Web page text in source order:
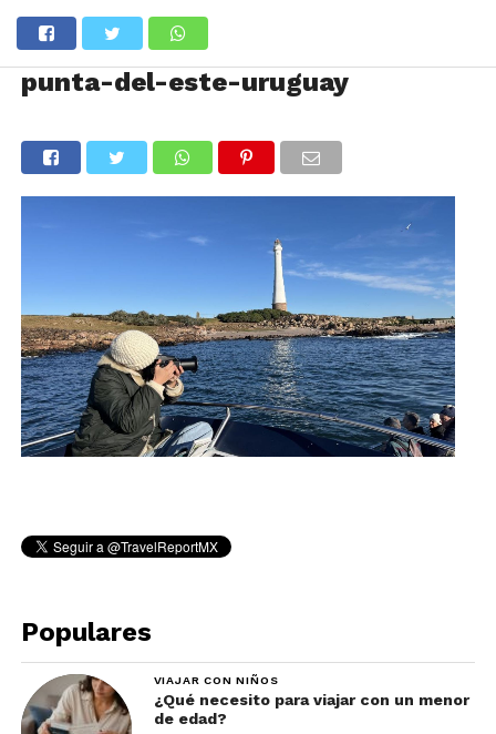
punta-del-este-uruguay
Populares
VIAJAR CON NIÑOS
¿Qué necesito para viajar con un menor
de edad?